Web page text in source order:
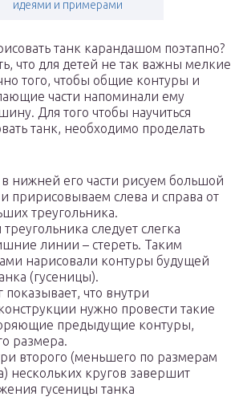
идеями и примерами
танк карандашом поэтапно?
что для детей не так важны мелкие
того, чтобы общие контуры и
части напоминали ему
Для того чтобы научиться
танк, необходимо проделать
в нижней его части рисуем большой
пририсовываем слева и справа от
треугольника.
следует слегка
линии – стереть. Таким
нарисовали контуры будущей
(гусеницы).
что внутри
нужно провести такие
предыдущие контуры,
размера.
второго (меньшего по размерам
нескольких кругов завершит
гусеницы танка